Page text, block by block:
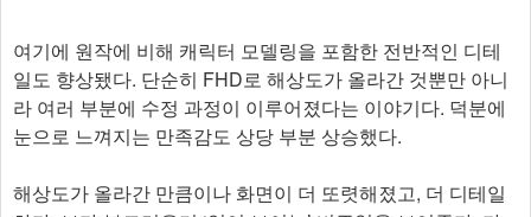
여기에 원작에 비해 캐릭터 모델링을 포함한 전반적인 디테
일도 향상됐다. 단순히 FHD로 해상도가 올라간 것뿐만 아니
라 여러 부분에 수정 과정이 이루어졌다는 이야기다. 덕분에
눈으로 느껴지는 만족감도 상당 부분 상승했다.
해상도가 올라간 만큼이나 화면이 더 또렷해졌고, 더 디테일